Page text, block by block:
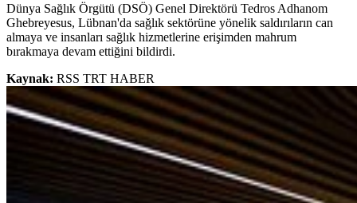
Dünya Sağlık Örgütü (DSÖ) Genel Direktörü Tedros Adhanom
Ghebreyesus, Lübnan'da sağlık sektörüne yönelik saldırıların can
almaya ve insanları sağlık hizmetlerine erişimden mahrum
bırakmaya devam ettiğini bildirdi.
Kaynak: RSS TRT HABER